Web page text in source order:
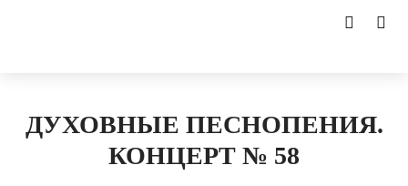
ДУХОВНЫЕ ПЕСНОПЕНИЯ.
КОНЦЕРТ № 58